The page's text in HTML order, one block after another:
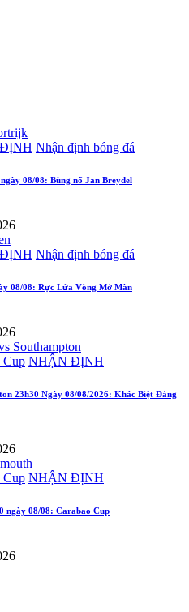
Nhận định bóng đá
08/08: Bùng nổ Jan Breydel
Nhận định bóng đá
08/08: Rực Lửa Vòng Mở Màn
Cup NHẬN ĐỊNH
23h30 Ngày 08/08/2026: Khác Biệt Đẳng
Cup NHẬN ĐỊNH
ngày 08/08: Carabao Cup